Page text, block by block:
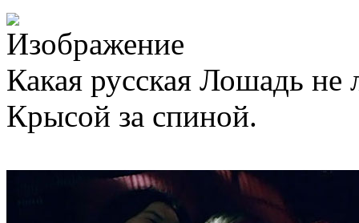
Какая русская Лошадь
Крысой за спиной.